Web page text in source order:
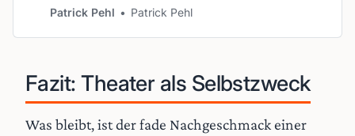
Hafenarbeiter zur Soldatenmaschine
Patrick Pehl Patrick Pehl
Fazit: Theater als Selbstzweck
Was bleibt, ist der fade Nachgeschmack einer